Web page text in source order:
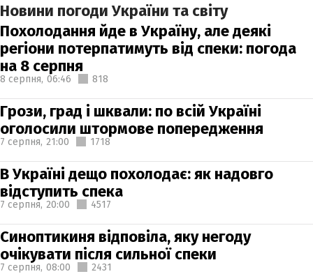
Новини погоди України та світу
Похолодання йде в Україну, але деякі
регіони потерпатимуть від спеки: погода
на 8 серпня
8 серпня, 06:46 818
Грози, град і шквали: по всій Україні
оголосили штормове попередження
7 серпня, 21:00 1718
В Україні дещо похолодає: як надовго
відступить спека
7 серпня, 20:00 4517
Синоптикиня відповіла, яку негоду
очікувати після сильної спеки
7 серпня, 08:00 2431